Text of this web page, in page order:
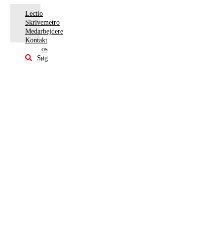
Lectio
Skrivemetro
Medarbejdere
Kontakt
os
Søg